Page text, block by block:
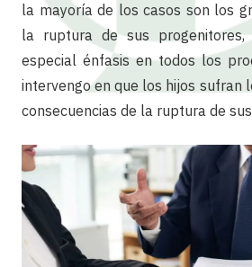
la mayoría de los casos son los
la ruptura de sus
especial énfasis en todos los
intervengo en que los hijos sufran
consecuencias de la ruptura de